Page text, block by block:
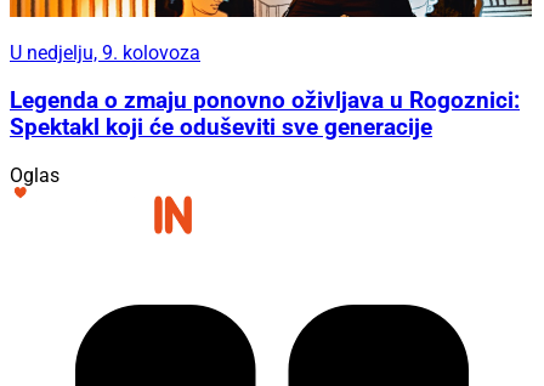
U nedjelju, 9. kolovoza
Legenda o zmaju ponovno oživljava u Rogoznici:
Spektakl koji će oduševiti sve generacije
Oglas